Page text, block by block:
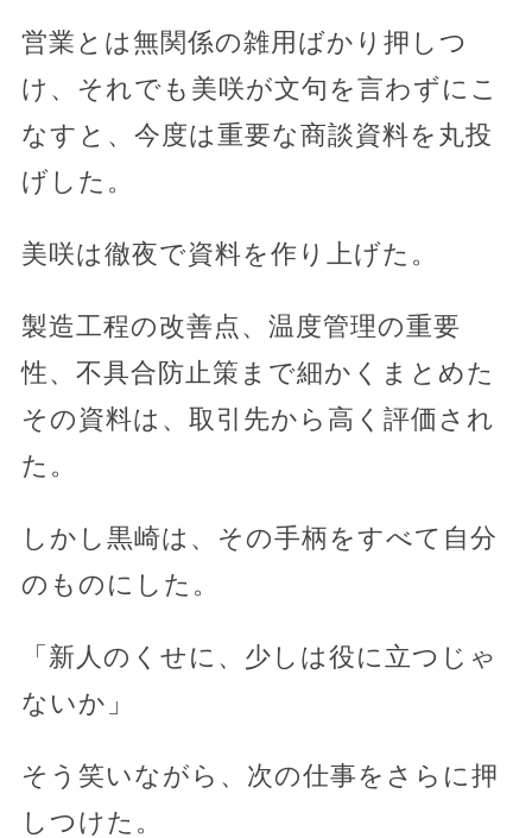
営業とは無関係の雑用ばかり押しつ
け、それでも美咲が文句を言わずにこ
なすと、今度は重要な商談資料を丸投
げした。
美咲は徹夜で資料を作り上げた。
製造工程の改善点、温度管理の重要
性、不具合防止策まで細かくまとめた
その資料は、取引先から高く評価され
た。
しかし黒崎は、その手柄をすべて自分
のものにした。
「新人のくせに、少しは役に立つじゃ
ないか」
そう笑いながら、次の仕事をさらに押
しつけた。